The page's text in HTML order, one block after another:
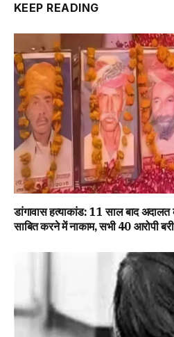
KEEP READING
डांगावास हत्याकांड: 11 साल बाद
साबित करने में नाकाम, सभी 40 आरोपी बरी